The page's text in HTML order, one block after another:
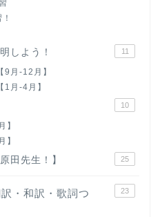
しよう！ 11
9月-12月】
1月-4月】
10
】
】
田先生！】 25
・和訳・歌詞つ
23